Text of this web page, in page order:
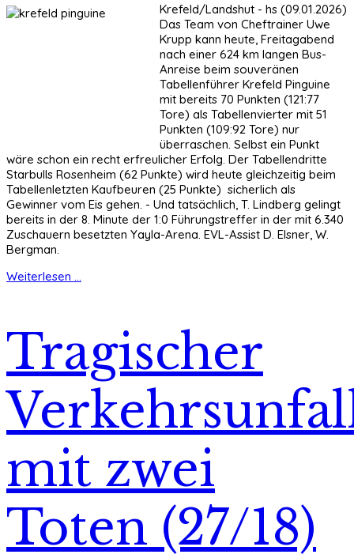
Krefeld/Landshut - hs (09.01.2026)
Das Team von Cheftrainer Uwe
Krupp kann heute, Freitagabend
nach einer 624 km langen Bus-
Anreise beim souveränen
Tabellenführer Krefeld Pinguine
mit bereits 70 Punkten (121:77
Tore) als Tabellenvierter mit 51
Punkten (109:92 Tore) nur
überraschen. Selbst ein Punkt
wäre schon ein recht erfreulicher Erfolg. Der Tabellendritte
Starbulls Rosenheim (62 Punkte) wird heute gleichzeitig beim
Tabellenletzten Kaufbeuren (25 Punkte) sicherlich als
Gewinner vom Eis gehen. - Und tatsächlich, T. Lindberg gelingt
bereits in der 8. Minute der 1:0 Führungstreffer in der mit 6.340
Zuschauern besetzten Yayla-Arena. EVL-Assist D. Elsner, W.
Bergman.
Weiterlesen ...
Tragischer
mit zwei
Toten (27/18)